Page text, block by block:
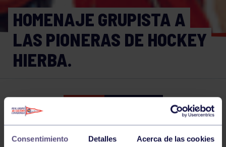
Consentimiento Detalles Acerca de las cookies
HOMENAJE GRUPISTA A
LAS PIONERAS DE HOCKEY
HIERBA.
Hockey 12 SEP 2024